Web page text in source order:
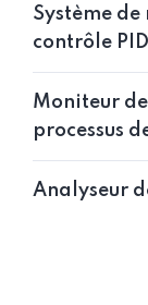
Système
contrôle PID
Moniteur
processus
Analyseur